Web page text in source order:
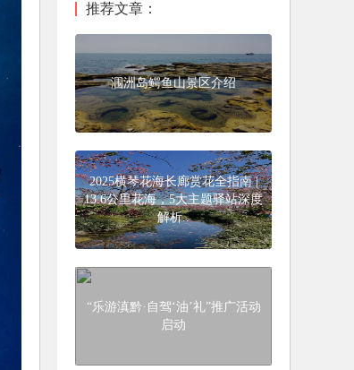
推荐文章：
涠洲岛鳄鱼山景区介绍
2025横琴花海长廊赏花全指南 |
13.6公里花海，5大主题驿站深度
解析..
“乐游滇黔·自驾‘油’礼”推广活动
启动